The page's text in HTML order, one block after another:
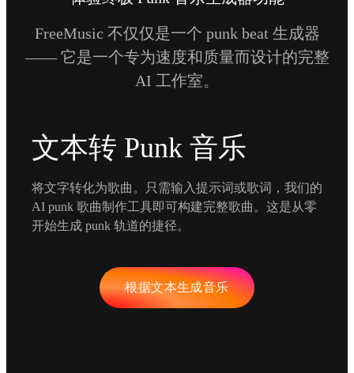
FreeMusic 不仅仅是一个 punk beat 生成器
—— 它是一个专为速度和质量而设计的完整
AI 工作室。
文本转 Punk 音乐
将文字转化为歌曲。只需输入提示词或歌词，我们的
AI punk 歌曲制作工具即可构建完整歌曲。这是从零
开始生成 punk 轨道的捷径。
根据文本生成音乐